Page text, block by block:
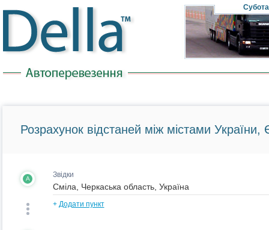
Субота
Розрахунок відстаней між містами України,
A Звідки
+ Додати пункт